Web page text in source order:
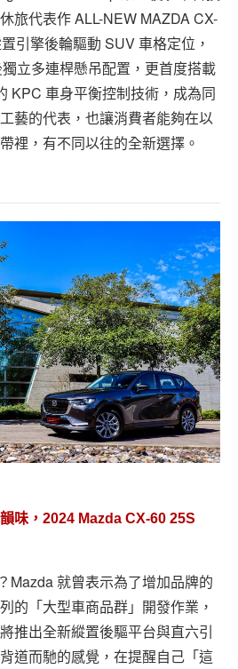
旅代表作 ALL-NEW MAZDA CX-
引擎後輪驅動 SUV 車格定位，
立多連桿懸吊配置，更首度搭載
KPC 車身平衡控制技術，成為同
藝的代表，也讓消費者能夠在以
裡，有不同以往的全新選擇。
味，2024 Mazda CX-60 25S
Mazda 就曾表示為了增加品牌的
的「大型車商品群」開發作業，
推出全新縱置後驅平台與直六引
道而馳的感覺，在提醒自己「這